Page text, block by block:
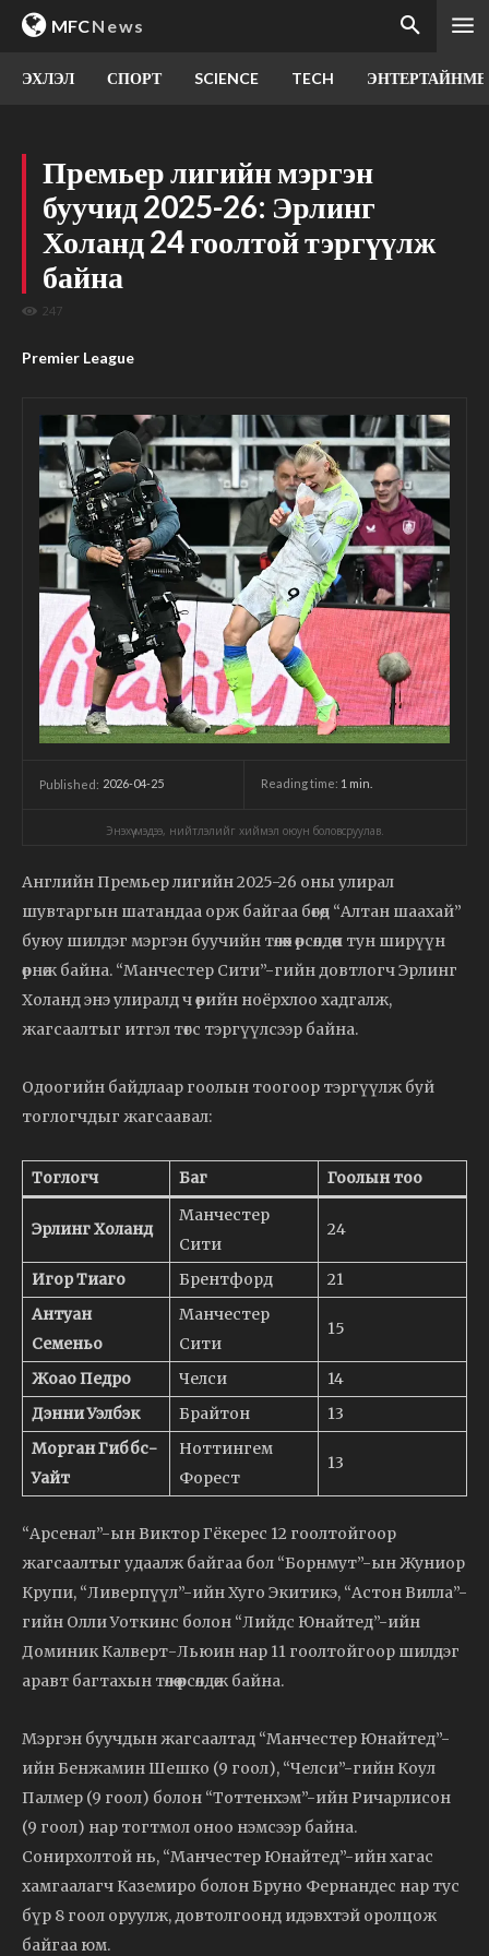
MFCNews
ЭХЛЭЛ СПОРТ SCIENCE TECH
Премьер лигийн мэргэн
буучид 2025-26: Эрлинг
Холанд 24 гоолтой тэргүүлж
байна
247
Premier League
Published: 2026-04-25 Reading time: 1 min.
Энэхүү мэдээ, нийтлэлийг хиймэл оюун боловсруулав.
Английн Премьер лигийн 2025-26 оны улирал
шувтаргын шатандаа орж байгаа бөгөөд “Алтан шаахай”
буюу шилдэг мэргэн буучийн төлөөх өрсөлдөөн тун ширүүн
өрнөж байна. “Манчестер Сити”-гийн довтлогч Эрлинг
Холанд энэ улиралд ч өөрийн ноёрхлоо хадгалж,
жагсаалтыг итгэл төгс тэргүүлсээр байна.
Одоогийн байдлаар гоолын тоогоор тэргүүлж буй
тоглогчдыг жагсаавал:
Тоглогч Баг Гоолын тоо
Эрлинг Холанд
Манчестер
Сити
24
Игор Тиаго Брентфорд
21
Антуан
Семеньо
Манчестер
Сити
15
Жоао Педро Челси
14
Дэнни Уэлбэк
Брайтон
13
Морган Гиббс-
Уайт
Ноттингем
Форест
13
“Арсенал”-ын Виктор Гёкерес 12 гоолтойгоор
жагсаалтыг удаалж байгаа бол “Борнмут”-ын Жуниор
Крупи, “Ливерпүүл”-ийн Хуго Экитикэ, “Астон Вилла”-
гийн Олли Уоткинс болон “Лийдс Юнайтед”-ийн
Доминик Калверт-Льюин нар 11 гоолтойгоор шилдэг
аравт багтахын төлөө өрсөлдөж байна.
Мэргэн буучдын жагсаалтад “Манчестер Юнайтед”-
ийн Бенжамин Шешко (9 гоол), “Челси”-гийн Коул
Палмер (9 гоол) болон “Тоттенхэм”-ийн Ричарлисон
(9 гоол) нар тогтмол оноо нэмсээр байна.
Сонирхолтой нь, “Манчестер Юнайтед”-ийн хагас
хамгаалагч Каземиро болон Бруно Фернандес нар тус
бүр 8 гоол оруулж, довтолгоонд идэвхтэй оролцож
байгаа юм.